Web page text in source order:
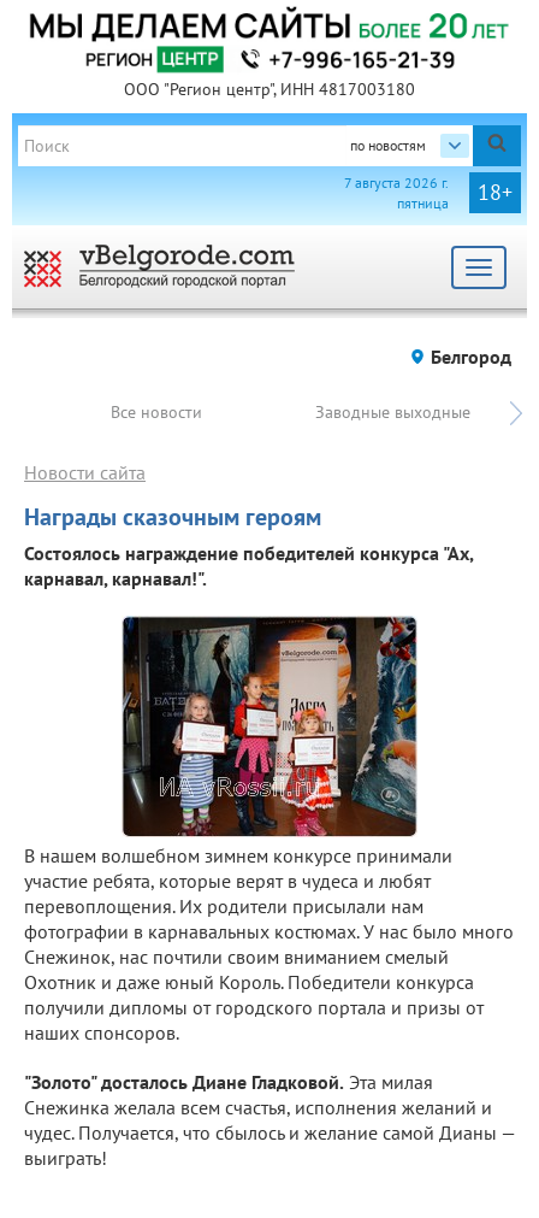
ООО "Регион центр", ИНН 4817003180
по новостям
18+
7 августа 2026 г.
пятница
Toggle
Белгород
Все новости Заводные выходные
Награды сказочным героям
Новости сайта
Состоялось награждение победителей конкурса "Ах,
карнавал, карнавал!".
В нашем волшебном зимнем конкурсе принимали
участие ребята, которые верят в чудеса и любят
перевоплощения. Их родители присылали нам
фотографии в карнавальных костюмах. У нас было много
Снежинок, нас почтили своим вниманием смелый
Охотник и даже юный Король. Победители конкурса
получили дипломы от городского портала и призы от
наших спонсоров.
"Золото" досталось Диане Гладковой. Эта милая
Снежинка желала всем счастья, исполнения желаний и
чудес. Получается, что сбылось и желание самой Дианы —
выиграть!